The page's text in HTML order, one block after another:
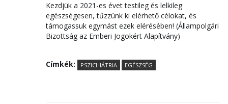
Kezdjük a 2021-es évet testileg és lelkileg
egészségesen, tűzzünk ki elérhető célokat, és
támogassuk egymást ezek elérésében! (Állampolgári
Bizottság az Emberi Jogokért Alapítvány)
Címkék: PSZICHIÁTRIA EGÉSZSÉG